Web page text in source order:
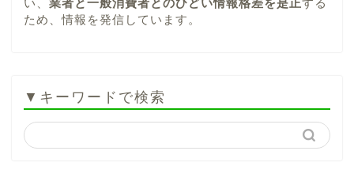
い、 業者と一般消費者とのひどい情報格差を是正する
ため、情報を発信しています。
▼キーワードで検索